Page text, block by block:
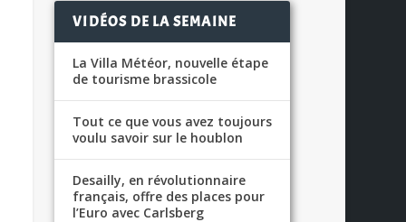
VIDÉOS DE LA SEMAINE
La Villa Météor, nouvelle étape
de tourisme brassicole
Tout ce que vous avez toujours
voulu savoir sur le houblon
Desailly, en révolutionnaire
français, offre des places pour
l’Euro avec Carlsberg